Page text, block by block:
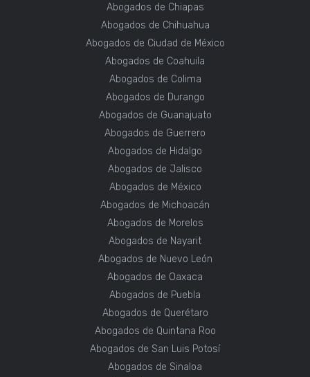
Abogados de Chiapas
Abogados de Chihuahua
Abogados de Ciudad de México
Abogados de Coahuila
Abogados de Colima
Abogados de Durango
Abogados de Guanajuato
Abogados de Guerrero
Abogados de Hidalgo
Abogados de Jalisco
Abogados de México
Abogados de Michoacán
Abogados de Morelos
Abogados de Nayarit
Abogados de Nuevo León
Abogados de Oaxaca
Abogados de Puebla
Abogados de Querétaro
Abogados de Quintana Roo
Abogados de San Luis Potosí
Abogados de Sinaloa